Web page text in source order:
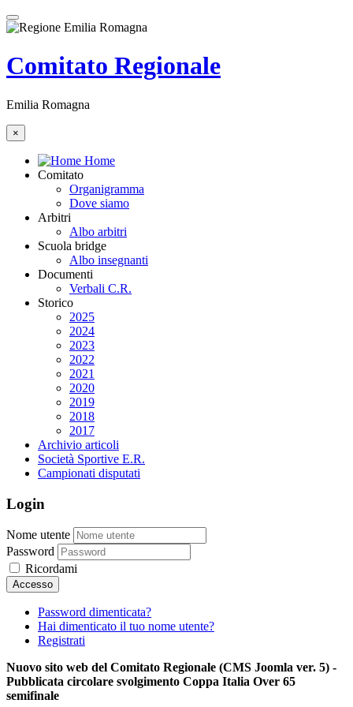
Comitato Regionale
Emilia Romagna
×
Home
Comitato
Organigramma
Dove siamo
Arbitri
Albo arbitri
Scuola bridge
Albo insegnanti
Documenti
Verbali C.R.
Storico
2025
2024
2023
2022
2021
2020
2019
2018
2017
Archivio articoli
Società Sportive E.R.
Campionati disputati
Login
Nome utente
Password
Ricordami
Password dimenticata?
Hai dimenticato il tuo nome utente?
Registrati
Nuovo sito web del Comitato Regionale (CMS Joomla ver. 5) -
Pubblicata circolare svolgimento Coppa Italia Over 65
semifinale